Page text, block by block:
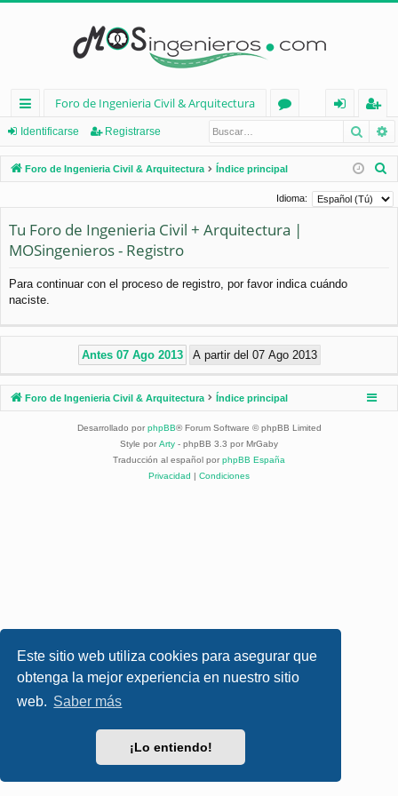
Este sitio web utiliza cookies para asegurar que
obtenga la mejor experiencia en nuestro sitio
web. Saber más
¡Lo entiendo!
nl
ac
es
pi
os
Foro de Ingenieria Civil & Arquitectura
os
nt
ifi
eg
ist
ra
Identificarse Registrarse
Foro de Ingenieria Civil & Arquitectura Índice principal
s
Idioma:
Tu Foro de Ingenieria Civil + Arquitectura |
MOSingenieros - Registro
Para continuar con el proceso de registro, por favor indica cuándo
naciste.
Foro de Ingenieria Civil & Arquitectura Índice principal
Desarrollado por phpBB® Forum Software © phpBB Limited
Style por Arty - phpBB 3.3 por MrGaby
Traducción al español por phpBB España
Privacidad | Condiciones